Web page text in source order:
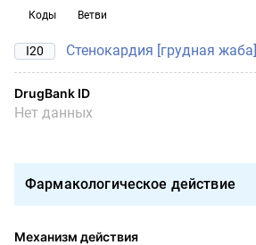
Коды Ветви
I20 Стенокардия [грудная жаба]
DrugBank ID
Нет данных
Фармакологическое действие
Механизм действия